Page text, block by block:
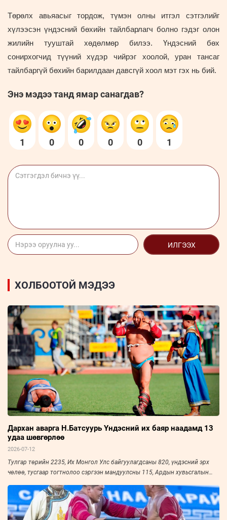
Төрөлх авьяасыг тордож, түмэн олны итгэл сэтгэлийг
хүлээсэн үндэсний бөхийн тайлбарлагч болно гэдэг олон
жилийн тууштай хөдөлмөр билээ. Үндэсний бөх
сонирхогчид түүний хүдэр чийрэг хоолой, уран тансаг
тайлбаргүй бөхийн барилдаан давсгүй хоол мэт гэх нь бий.
Энэ мэдээ танд ямар санагдав?
1 0 0 0 0 1
ИЛГЭЭХ
ХОЛБООТОЙ МЭДЭЭ
Дархан аварга Н.Батсуурь Үндэсний их баяр наадамд 13
удаа шөвгөрлөө
2026-07-12
Тулгар төрийн 2235, Их Монгол Улс байгуулагдсаны 820, үндэсний эрх
чөлөө, тусгаар тогтнолоо сэргээн мандуулсны 115, Ардын хувьсгалын
наймын даваа Төв цэнгэлдэх хүрээлэнд амжилттай зохион байгуулагдаж,
өндөрлөлөө.